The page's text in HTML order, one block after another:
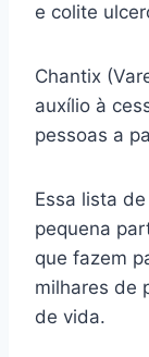
e colite
Chantix
auxílio à
pessoas a
Essa lista
pequena
que fazem
milhares de
de vida.